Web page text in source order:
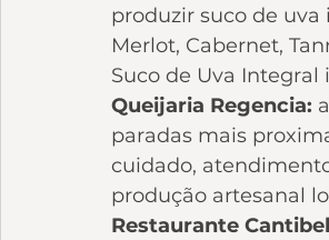
produzir suco de uva
Merlot, Cabernet,
Suco de Uva Integral
Queijaria Regencia:
paradas mais
cuidado,
produção artesanal
Restaurante